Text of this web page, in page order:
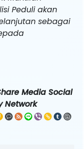
Peduli akan
sebagai
Media Social
Network